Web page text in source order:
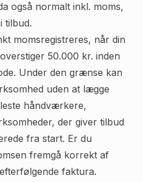
også normalt inkl. moms,
tilbud.
momsregistreres, når din
50.000 kr. inden
Under den grænse kan
uden at lægge
håndværkere,
der giver tilbud
fra start. Er du
fremgå korrekt af
faktura.